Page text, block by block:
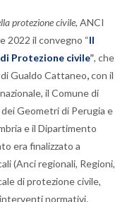
protezione civile, ANCI
2022 il convegno “Il
Protezione civile”, che
Gualdo Cattaneo,con il
il Comune di
Geometri di Perugia e
e il Dipartimento
era finalizzato a
(Anci regionali, Regioni,
di protezione civile,
normativi.